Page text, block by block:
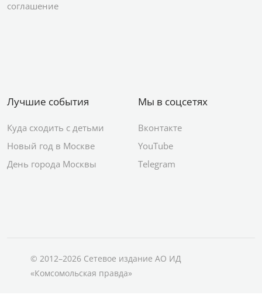
соглашение
Лучшие события
Куда сходить с детьми
Новый год в Москве
День города Москвы
Мы в соцсетях
Вконтакте
YouTube
Telegram
© 2012–2026 Сетевое издание АО ИД
«Комсомольская правда»